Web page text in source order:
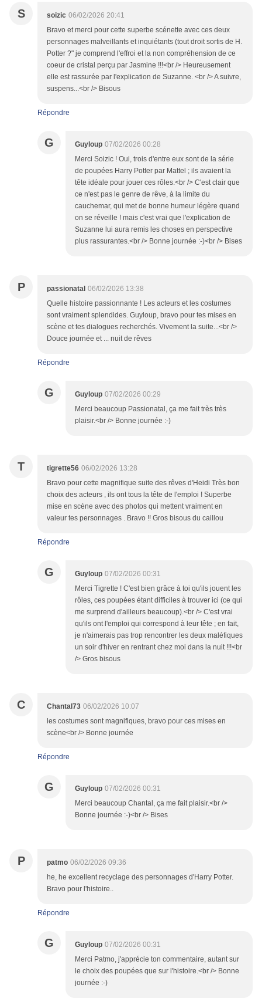
S soizic 06/02/2026 20:41
Bravo et merci pour cette superbe scénette avec ces deux
personnages malveillants et inquiétants (tout droit sortis de H.
Potter ?" je comprend l'effroi et la non compréhension de ce
coeur de cristal perçu par Jasmine !!!<br /> Heureusement
elle est rassurée par l'explication de Suzanne. <br /> A suivre,
suspens...<br /> Bisous
Répondre
G Guyloup 07/02/2026 00:28
Merci Soizic ! Oui, trois d'entre eux sont de la série
de poupées Harry Potter par Mattel ; ils avaient la
tête idéale pour jouer ces rôles.<br /> C'est clair que
ce n'est pas le genre de rêve, à la limite du
cauchemar, qui met de bonne humeur légère quand
on se réveille ! mais c'est vrai que l'explication de
Suzanne lui aura remis les choses en perspective
plus rassurantes.<br /> Bonne journée :-)<br /> Bises
P passionatal 06/02/2026 13:38
Quelle histoire passionnante ! Les acteurs et les costumes
sont vraiment splendides. Guyloup, bravo pour tes mises en
scène et tes dialogues recherchés. Vivement la suite...<br />
Douce journée et ... nuit de rêves
Répondre
G Guyloup 07/02/2026 00:29
Merci beaucoup Passionatal, ça me fait très très
plaisir.<br /> Bonne journée :-)
T tigrette56 06/02/2026 13:28
Bravo pour cette magnifique suite des rêves d'Heidi Très bon
choix des acteurs , ils ont tous la tête de l'emploi ! Superbe
mise en scène avec des photos qui mettent vraiment en
valeur tes personnages . Bravo !! Gros bisous du caillou
Répondre
G Guyloup 07/02/2026 00:31
Merci Tigrette ! C'est bien grâce à toi qu'ils jouent les
rôles, ces poupées étant difficiles à trouver ici (ce qui
me surprend d'ailleurs beaucoup).<br /> C'est vrai
qu'ils ont l'emploi qui correspond à leur tête ; en fait,
je n'aimerais pas trop rencontrer les deux maléfiques
un soir d'hiver en rentrant chez moi dans la nuit !!!<br
/> Gros bisous
C Chantal73 06/02/2026 10:07
les costumes sont magnifiques, bravo pour ces mises en
scène<br /> Bonne journée
Répondre
G Guyloup 07/02/2026 00:31
Merci beaucoup Chantal, ça me fait plaisir.<br />
Bonne journée :-)<br /> Bises
P patmo 06/02/2026 09:36
he, he excellent recyclage des personnages d'Harry Potter.
Bravo pour l'histoire..
Répondre
G Guyloup 07/02/2026 00:31
Merci Patmo, j'apprécie ton commentaire, autant sur
le choix des poupées que sur l'histoire.<br /> Bonne
journée :-)